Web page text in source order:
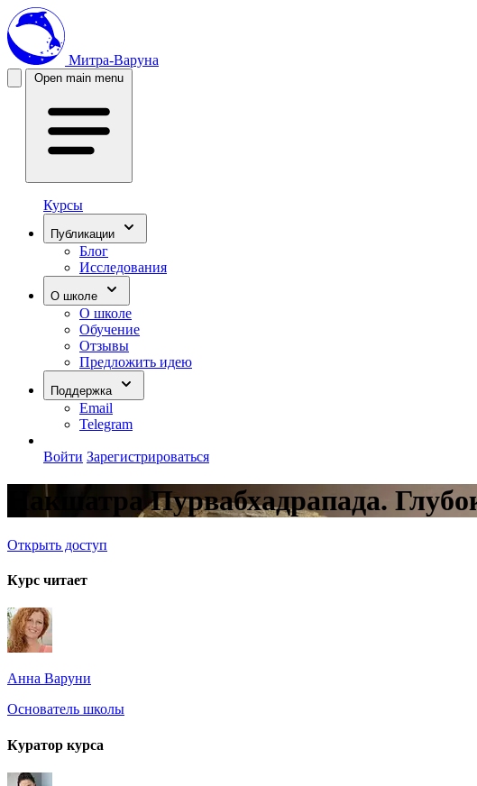
Митра-Варуна
Open main menu
Курсы
Публикации
Блог
Исследования
О школе
О школе
Обучение
Отзывы
Предложить идею
Поддержка
Email
Telegram
Войти Зарегистрироваться
Накшатра Пурвабхадрапада.
Открыть доступ
Курс читает
Анна Варуни
Основатель школы
Куратор курса